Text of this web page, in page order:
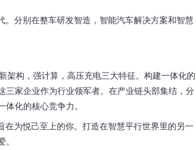
。分别在整车研发智造，智能汽车解决方案和智慧
架构，强计算，高压充电三大特征。构建一体化的
三家企业作为行业领军者。在产业链头部集结，分
化的核心竞争力。
为悦己至上的你。打造在智慧平行世界里的另一